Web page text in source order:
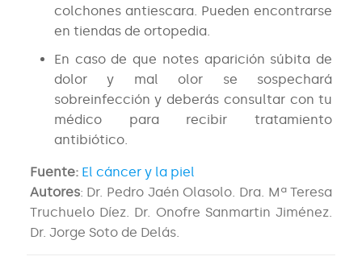
colchones antiescara. Pueden encontrarse
en tiendas de ortopedia.
En caso de que notes aparición súbita de
dolor y mal olor se sospechará
sobreinfección y deberás consultar con tu
médico para recibir tratamiento
antibiótico.
Fuente: El cáncer y la piel
Autores: Dr. Pedro Jaén Olasolo. Dra. Mª Teresa
Truchuelo Díez. Dr. Onofre Sanmartin Jiménez.
Dr. Jorge Soto de Delás.